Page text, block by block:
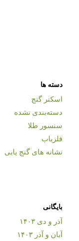
دسته ها
اسکنر گنج
دسته‌بندی نشده
سنسور طلا
فلزیاب
نشانه های گنج یابی
بایگانی
آذر و دی ۱۴۰۳
آبان و آذر ۱۴۰۳